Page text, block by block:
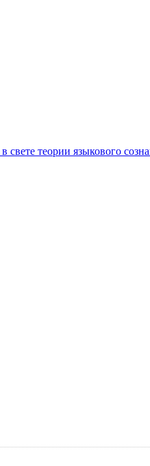
теории языкового